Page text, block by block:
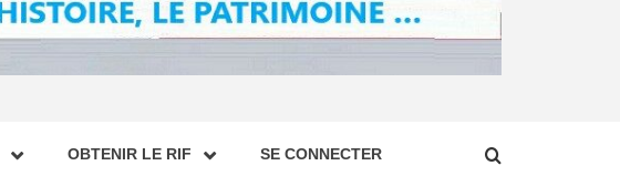
OBTENIR LE RIF SE CONNECTER